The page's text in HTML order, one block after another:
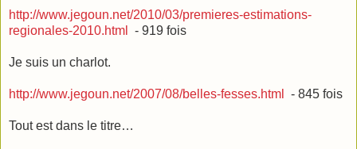
http://www.jegoun.net/2010/03/premieres-estimations-
regionales-2010.html
- 919 fois
Je suis un charlot.
http://www.jegoun.net/2007/08/belles-fesses.html - 845 fois
Tout est dans le titre…